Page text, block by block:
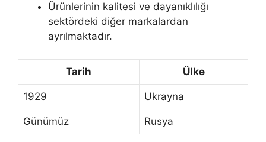
Ürünlerinin kalitesi ve dayanıklılığı
sektördeki diğer markalardan
ayrılmaktadır.
Tarih Ülke
1929 Ukrayna
Günümüz Rusya